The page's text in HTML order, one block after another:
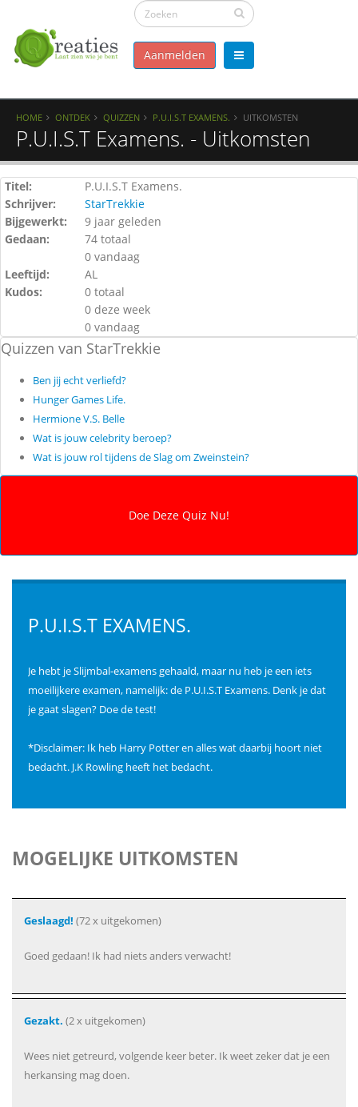
Aanmelden
HOME ONTDEK QUIZZEN P.U.I.S.T EXAMENS. UITKOMSTEN
P.U.I.S.T Examens. - Uitkomsten
Titel:
P.U.I.S.T Examens.
Schrijver:
StarTrekkie
Bijgewerkt:
9 jaar geleden
Gedaan:
74 totaal
0 vandaag
Leeftijd:
AL
Kudos:
0 totaal
0 deze week
0 vandaag
Quizzen van StarTrekkie
Ben jij echt verliefd?
Hunger Games Life.
Hermione V.S. Belle
Wat is jouw celebrity beroep?
Wat is jouw rol tijdens de Slag om Zweinstein?
P.U.I.S.T EXAMENS.
Je hebt je Slijmbal-examens gehaald, maar nu heb je een iets
moeilijkere examen, namelijk: de P.U.I.S.T Examens. Denk je dat
je gaat slagen? Doe de test!
*Disclaimer: Ik heb Harry Potter en alles wat daarbij hoort niet
bedacht. J.K Rowling heeft het bedacht.
MOGELIJKE UITKOMSTEN
Geslaagd! (72 x uitgekomen)
Goed gedaan! Ik had niets anders verwacht!
Gezakt. (2 x uitgekomen)
Wees niet getreurd, volgende keer beter. Ik weet zeker dat je een
herkansing mag doen.